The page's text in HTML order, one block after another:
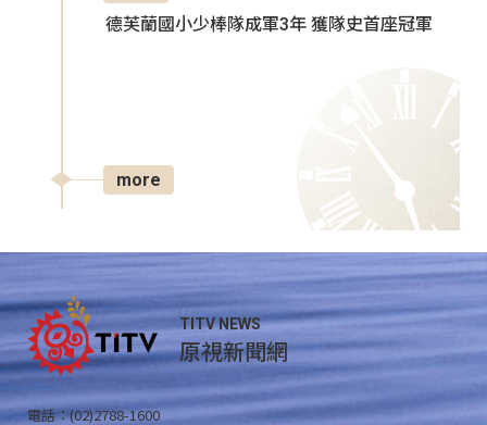
德芙蘭國小少棒隊成軍3年 獲隊史首座冠軍
more
TITV NEWS
原視新聞網
電話：(02)2788-1600